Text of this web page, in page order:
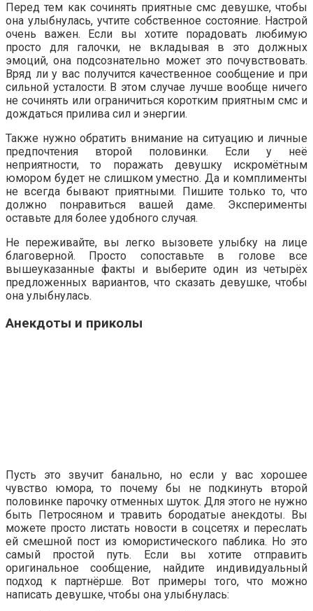
Перед тем как сочинять приятные смс девушке, чтобы
она улыбнулась, учтите собственное состояние. Настрой
очень важен. Если вы хотите порадовать любимую
просто для галочки, не вкладывая в это должных
эмоций, она подсознательно может это почувствовать.
Вряд ли у вас получится качественное сообщение и при
сильной усталости. В этом случае лучше вообще ничего
не сочинять или ограничиться коротким приятным смс и
дождаться прилива сил и энергии.
Также нужно обратить внимание на ситуацию и личные
предпочтения второй половинки. Если у неё
неприятности, то поражать девушку искромётным
юмором будет не слишком уместно. Да и комплименты
не всегда бывают приятными. Пишите только то, что
должно понравиться вашей даме. Эксперименты
оставьте для более удобного случая.
Не переживайте, вы легко вызовете улыбку на лице
благоверной. Просто сопоставьте в голове все
вышеуказанные факты и выберите один из четырёх
предложенных вариантов, что сказать девушке, чтобы
она улыбнулась.
Анекдоты и приколы
Пусть это звучит банально, но если у вас хорошее
чувство юмора, то почему бы не подкинуть второй
половинке парочку отменных шуток. Для этого не нужно
быть Петросяном и травить бородатые анекдоты. Вы
можете просто листать новости в соцсетях и переслать
ей смешной пост из юмористического паблика. Но это
самый простой путь. Если вы хотите отправить
оригинальное сообщение, найдите индивидуальный
подход к партнёрше. Вот примеры того, что можно
написать девушке, чтобы она улыбнулась: